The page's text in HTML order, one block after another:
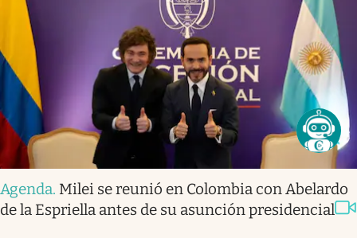
Agenda. Milei se reunió en Colombia con Abelardo
de la Espriella antes de su asunción presidencial